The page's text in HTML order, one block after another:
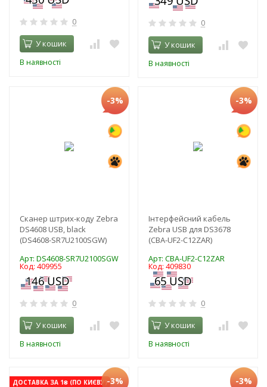
0
У кошик
В наявності
0
У кошик
В наявності
-3%
Сканер штрих-коду Zebra
DS4608 USB, black
(DS4608-SR7U2100SGW)
Арт: DS4608-SR7U2100SGW
Код: 409955
0
У кошик
В наявності
-3%
Інтерфейсний кабель
Zebra USB для DS3678
(CBA-UF2-C12ZAR)
Арт: CBA-UF2-C12ZAR
Код: 409830
0
У кошик
В наявності
ДОСТАВКА ЗА 1₴ (ПО КИЄВУ)-3% -3%